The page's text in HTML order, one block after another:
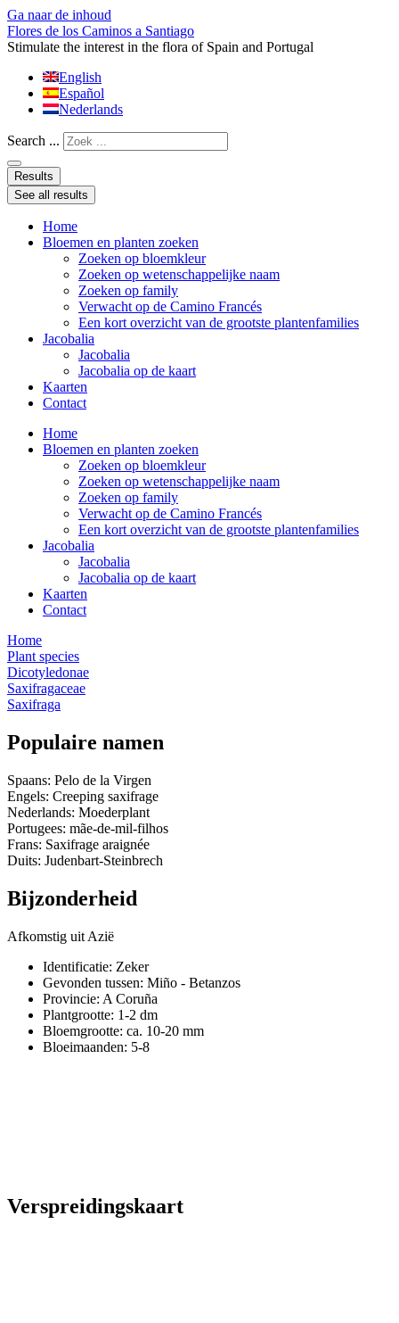
Ga naar de inhoud
Flores de los Caminos a Santiago
Stimulate the interest in the flora of Spain and Portugal
English
Español
Nederlands
Search ...
Results
See all results
Home
Bloemen en planten zoeken
Zoeken op bloemkleur
Zoeken op wetenschappelijke naam
Zoeken op family
Verwacht op de Camino Francés
Een kort overzicht van de grootste plantenfamilies
Jacobalia
Jacobalia
Jacobalia op de kaart
Kaarten
Contact
Home
Bloemen en planten zoeken
Zoeken op bloemkleur
Zoeken op wetenschappelijke naam
Zoeken op family
Verwacht op de Camino Francés
Een kort overzicht van de grootste plantenfamilies
Jacobalia
Jacobalia
Jacobalia op de kaart
Kaarten
Contact
Home
Plant species
Dicotyledonae
Saxifragaceae
Saxifraga
Populaire namen
Spaans: Pelo de la Virgen
Engels: Creeping saxifrage
Nederlands: Moederplant
Portugees: mãe-de-mil-filhos
Frans: Saxifrage araignée
Duits: Judenbart-Steinbrech
Bijzonderheid
Afkomstig uit Azië
Identificatie: Zeker
Gevonden tussen: Miño - Betanzos
Provincie: A Coruña
Plantgrootte: 1-2 dm
Bloemgrootte: ca. 10-20 mm
Bloeimaanden: 5-8
Verspreidingskaart